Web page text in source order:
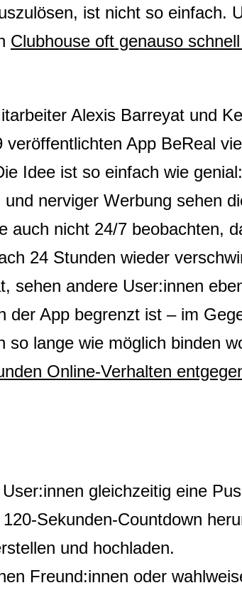
ist nicht so einfach.
Clubhouse oft genauso
Alexis Barreyat und
App BeReal
Idee ist so einfach wie
nerviger Werbung sehen
auch nicht 24/7 beobachten,
24 Stunden wieder
sehen andere User:innen
der App begrenzt ist – im
lange wie möglich binden
Online-Verhalten
gleichzeitig eine
Sekunden-Countdown
und hochladen.
Freund:innen oder